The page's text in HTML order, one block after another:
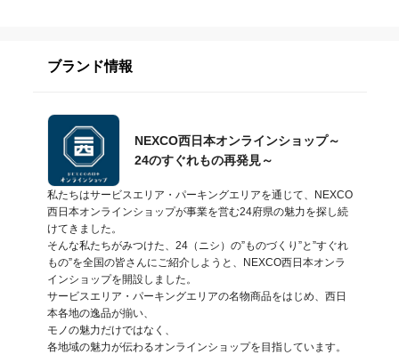
ブランド情報
NEXCO西日本オンラインショップ～
24のすぐれもの再発見～
私たちはサービスエリア・パーキングエリアを通じて、NEXCO
西日本オンラインショップが事業を営む24府県の魅力を探し続
けてきました。
そんな私たちがみつけた、24（ニシ）の”ものづくり”と”すぐれ
もの”を全国の皆さんにご紹介しようと、NEXCO西日本オンラ
インショップを開設しました。
サービスエリア・パーキングエリアの名物商品をはじめ、西日
本各地の逸品が揃い、
モノの魅力だけではなく、
各地域の魅力が伝わるオンラインショップを目指しています。